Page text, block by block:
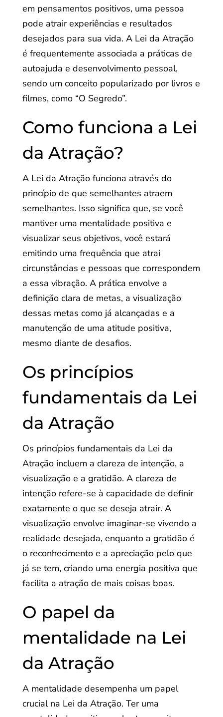
em pensamentos positivos, uma pessoa
pode atrair experiências e resultados
desejados para sua vida. A Lei da Atração
é frequentemente associada a práticas de
autoajuda e desenvolvimento pessoal,
sendo um conceito popularizado por livros e
filmes, como “O Segredo”.
Como funciona a Lei
da Atração?
A Lei da Atração funciona através do
princípio de que semelhantes atraem
semelhantes. Isso significa que, se você
mantiver uma mentalidade positiva e
visualizar seus objetivos, você estará
emitindo uma frequência que atrai
circunstâncias e pessoas que correspondem
a essa vibração. A prática envolve a
definição clara de metas, a visualização
dessas metas como já alcançadas e a
manutenção de uma atitude positiva,
mesmo diante de desafios.
Os princípios
fundamentais da Lei
da Atração
Os princípios fundamentais da Lei da
Atração incluem a clareza de intenção, a
visualização e a gratidão. A clareza de
intenção refere-se à capacidade de definir
exatamente o que se deseja atrair. A
visualização envolve imaginar-se vivendo a
realidade desejada, enquanto a gratidão é
o reconhecimento e a apreciação pelo que
já se tem, criando uma energia positiva que
facilita a atração de mais coisas boas.
O papel da
mentalidade na Lei
da Atração
A mentalidade desempenha um papel
crucial na Lei da Atração. Ter uma